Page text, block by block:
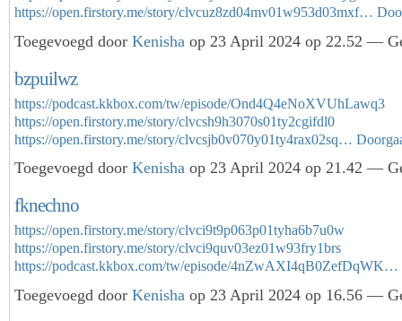
https://open.firstory.me/story/clvcuz8zd04mv01w953d03mxf…
Toegevoegd door Kenisha op 23 April 2024 op 22.52 —
bzpuilwz
https://podcast.kkbox.com/tw/episode/Ond4Q4eNoXVUhLawq3
https://open.firstory.me/story/clvcsh9h3070s01ty2cgifdl0
https://open.firstory.me/story/clvcsjb0v070y01ty4rax02sq…
Toegevoegd door Kenisha op 23 April 2024 op 21.42 —
fknechno
https://open.firstory.me/story/clvci9t9p063p01tyha6b7u0w
https://open.firstory.me/story/clvci9quv03ez01w93fry1brs
https://podcast.kkbox.com/tw/episode/4nZwAXI4qB0ZefDqWK…
Toegevoegd door Kenisha op 23 April 2024 op 16.56 —